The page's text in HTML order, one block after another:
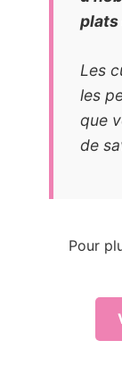
plats
Les
les
que
de
Pour